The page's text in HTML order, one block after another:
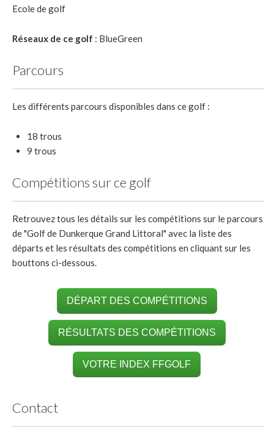
Ecole de golf
Réseaux de ce golf : BlueGreen
Parcours
Les différents parcours disponibles dans ce golf :
18 trous
9 trous
Compétitions sur ce golf
Retrouvez tous les détails sur les compétitions sur le parcours
de "Golf de Dunkerque Grand Littoral" avec la liste des
départs et les résultats des compétitions en cliquant sur les
bouttons ci-dessous.
DÉPART DES COMPÉTITIONS
RÉSULTATS DES COMPÉTITIONS
VOTRE INDEX FFGOLF
Contact